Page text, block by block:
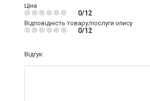
Ціна
0/12
Відповідність товару/послуги опису
0/12
Відгук: